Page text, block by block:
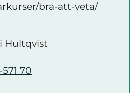
bra-att-veta/
Hultqvist
70